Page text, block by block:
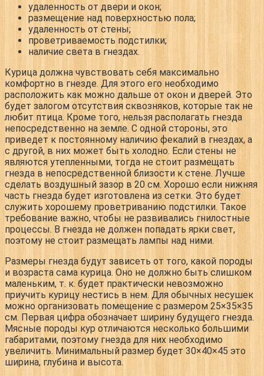
удаленность от двери и окон;
размещение над поверхностью пола;
удаленность от стены;
проветриваемость подстилки;
наличие света в гнездах.
Курица должна чувствовать себя максимально
комфортно в гнезде. Для этого его необходимо
расположить как можно дальше от окон и дверей. Это
будет залогом отсутствия сквозняков, которые так не
любит птица. Кроме того, нельзя располагать гнезда
непосредственно на земле. С одной стороны, это
приведет к постоянному наличию фекалий в гнездах, а
с другой, в них может быть холодно. Если стены не
являются утепленными, тогда не стоит размещать
гнезда в непосредственной близости к стене. Лучше
сделать воздушный зазор в 20 см. Хорошо если нижняя
часть гнезда будет изготовлена из сетки. Это будет
служить хорошему проветриванию подстилки. Такое
требование важно, чтобы не развивались гнилостные
процессы. В гнезда не должен попадать ярки свет,
поэтому не стоит размещать лампы над ними.
Размеры гнезда будут зависеть от того, какой породы
и возраста сама курица. Оно не должно быть слишком
маленьким, т. к. будет практически невозможно
приучить курицу нестись в нем. Для обычных несушек
можно организовать помещение с размером 25×35×35
см. Первая цифра обозначает ширину будущего гнезда.
Мясные породы кур отличаются несколько большими
габаритами, поэтому гнезда для них необходимо
увеличить. Минимальный размер будет 30×40×45 это
ширина, глубина и высота.